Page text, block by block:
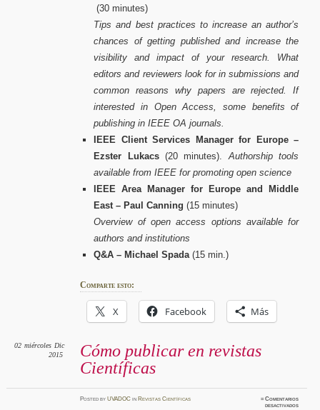
(30 minutes)
Tips and best practices to increase an author’s
chances of getting published and increase the
visibility and impact of your research. What
editors and reviewers look for in submissions and
common reasons why papers are rejected. If
interested in Open Access, some benefits of
publishing in IEEE OA journals.
IEEE Client Services Manager for Europe–
Ezster Lukacs(20 minutes).Authorship tools
available from IEEE for promoting open science
IEEE Area Manager for Europe and Middle
East– Paul Canning (15 minutes)
Overview of open access options available for
authors and institutions
Q&A – Michael Spada(15 min.)
Comparte esto:
X Facebook Más
Cómo publicar en revistas
Científicas
02 miércoles Dic
2015
PostedbyUVADOC in Revistas Científicas ≈Comentarios
desactivadosen